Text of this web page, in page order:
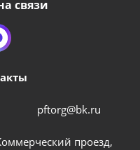
связи
pftorg@bk.ru
проезд,